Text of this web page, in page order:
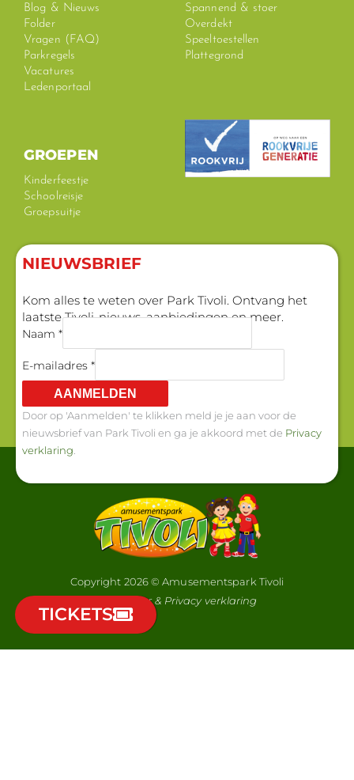
Blog & Nieuws
Folder
Vragen (FAQ)
Parkregels
Vacatures
Ledenportaal
Spannend & stoer
Overdekt
Speeltoestellen
Plattegrond
GROEPEN
Kinderfeestje
Schoolreisje
Groepsuitje
NIEUWSBRIEF
Kom alles te weten over Park Tivoli. Ontvang het
laatste Tivoli-nieuws, aanbiedingen en meer.
Naam *
E-mailadres *
AANMELDEN
Door op 'Aanmelden' te klikken meld je je aan voor de
nieuwsbrief van Park Tivoli en ga je akkoord met de Privacy
verklaring
Copyright 2026 © Amusementspark Tivoli
Disclaimer & Privacy verklaring
TICKETS